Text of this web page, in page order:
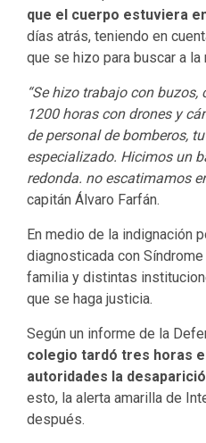
que el cuerpo estuviera
días atrás, teniendo en
que se hizo para buscar a la
“Se hizo trabajo con
1200 horas con drones y
de personal de bomberos,
especializado. Hicimos un
redonda. no escatimamos
capitán Álvaro Farfán.
En medio de la indignación
diagnosticada con
familia y distintas
que se haga justicia.
Según un informe de la
colegio tardó tres horas
autoridades la
esto, la alerta amarilla de
después.